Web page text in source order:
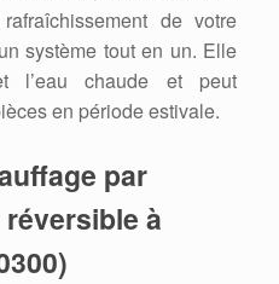
de votre
système tout en un. Elle
l’eau chaude et peut
en période estivale.
par
à